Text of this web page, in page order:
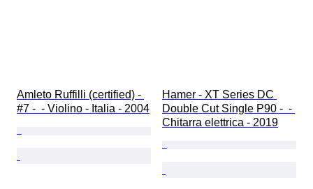
Amleto Ruffilli (certified) -
#7 -  - Violino - Italia - 2004
Hamer - XT Series DC
Double Cut Single P90 -  -
Chitarra elettrica - 2019